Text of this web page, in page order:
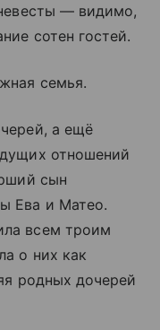
— видимо,
сотен гостей.
семья.
а ещё
отношений
сын
Ева и Матео.
всем троим
о них как
родных дочерей